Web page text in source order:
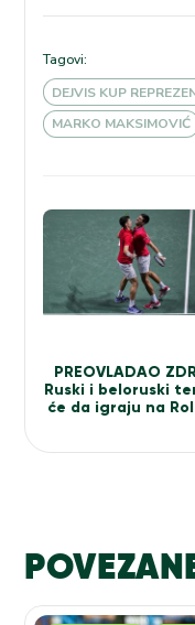
Tagovi:
DEJVIS KUP
MARKO MAKSIMOVIĆ
Kretanje
članka
PREOVLADAO
Ruski i beloruski
će da igraju na